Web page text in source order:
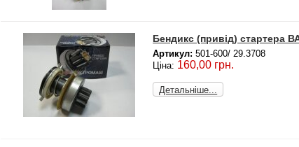
Бендикс (привід) стартера
Артикул: 501-600/ 29.3708
Ціна: 160,00 грн.
Детальніше...